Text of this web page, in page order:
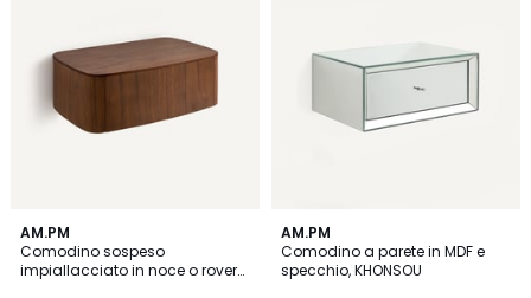
AM.PM
Comodino sospeso
impiallacciato in noce o rovere,
5
/
5
AM.PM
Comodino a parete in MDF e
specchio, KHONSOU